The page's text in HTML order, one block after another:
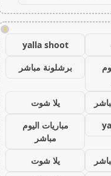
!
yalla shoot
برشلونة مباشر
يلا شوت
مباريات اليوم
مباشر
يلا شوت